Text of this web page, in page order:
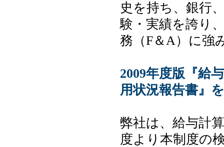
史を持ち、銀行
験・実績を誇り
務（F＆A）に強
2009年度版『給
用状況報告書』
弊社は、給与計
度より本制度の